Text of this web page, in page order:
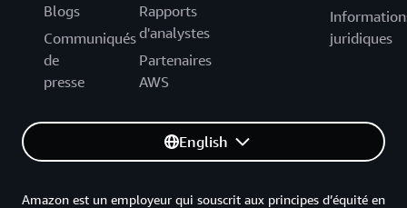
Blogs
Communiqués
de
presse
Rapports
d'analystes
Partenaires
AWS
juridiques
English
Amazon est un employeur qui souscrit aux principes d’équité en